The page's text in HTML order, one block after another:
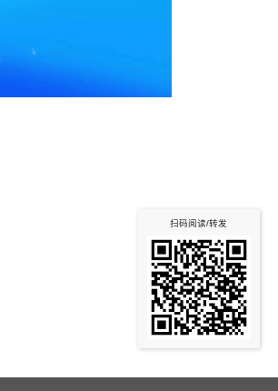
扫码阅读/转发